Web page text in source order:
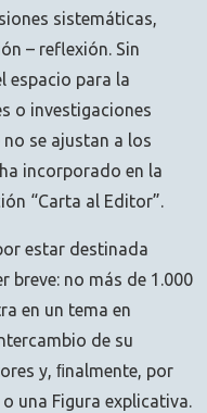
sistemáticas,
– reflexión. Sin
espacio para la
o investigaciones
se ajustan a los
incorporado en la
“Carta al Editor”.
estar destinada
breve: no más de 1.000
en un tema en
de su
y, ﬁnalmente, por
una Figura explicativa.